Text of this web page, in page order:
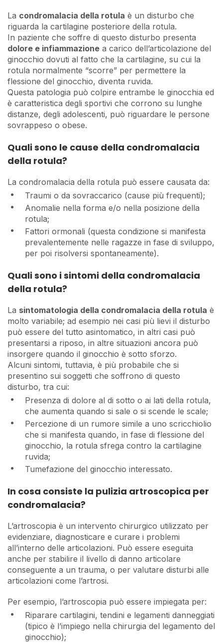
La condromalacia della rotula è un disturbo che
riguarda la cartilagine posteriore della rotula.
In paziente che soffre di questo disturbo presenta
dolore e infiammazione a carico dell’articolazione del
ginocchio dovuti al fatto che la cartilagine, su cui la
rotula normalmente “scorre” per permettere la
flessione del ginocchio, diventa ruvida.
Questa patologia può colpire entrambe le ginocchia ed
è caratteristica degli sportivi che corrono su lunghe
distanze, degli adolescenti, può riguardare le persone
sovrappeso o obese.
Quali sono le cause della condromalacia
della rotula?
La condromalacia della rotula può essere causata da:
Traumi o da sovraccarico (cause più frequenti);
Anomalie nella forma e/o nella posizione della
rotula;
Fattori ormonali (questa condizione si manifesta
prevalentemente nelle ragazze in fase di sviluppo,
per poi risolversi spontaneamente).
Quali sono i sintomi della condromalacia
della rotula?
La sintomatologia della condromalacia della rotula è
molto variabile; ad esempio nei casi più lievi il disturbo
può essere del tutto asintomatico, in altri casi può
presentarsi a riposo, in altre situazioni ancora può
insorgere quando il ginocchio è sotto sforzo.
Alcuni sintomi, tuttavia, è più probabile che si
presentino sui soggetti che soffrono di questo
disturbo, tra cui:
Presenza di dolore al di sotto o ai lati della rotula,
che aumenta quando si sale o si scende le scale;
Percezione di un rumore simile a uno scricchiolio
che si manifesta quando, in fase di flessione del
ginocchio, la rotula sfrega contro la cartilagine
ruvida;
Tumefazione del ginocchio interessato.
In cosa consiste la pulizia artroscopica per
condromalacia?
L’artroscopia è un intervento chirurgico utilizzato per
evidenziare, diagnosticare e curare i problemi
all’interno delle articolazioni. Può essere eseguita
anche per stabilire il livello di danno articolare
conseguente a un trauma, o per valutare disturbi alle
articolazioni come l’artrosi.
Per esempio, l’artroscopia può essere impiegata per:
Riparare cartilagini, tendini e legamenti danneggiati
(tipico è l’impiego nella chirurgia del legamento del
ginocchio);